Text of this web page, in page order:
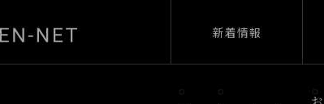
新着情報